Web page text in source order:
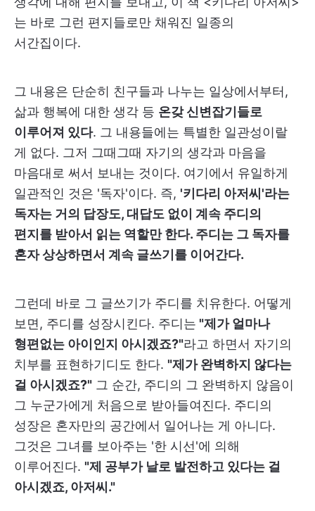
는 바로 그런 편지들로만 채워진 일종의
서간집이다.
그 내용은 단순히 친구들과 나누는 일상에서부터,
삶과 행복에 대한 생각 등 온갖 신변잡기들로
이루어져 있다. 그 내용들에는 특별한 일관성이랄
게 없다. 그저 그때그때 자기의 생각과 마음을
마음대로 써서 보내는 것이다. 여기에서 유일하게
일관적인 것은 '독자'이다. 즉, '키다리 아저씨'라는
독자는 거의 답장도, 대답도 없이 계속 주디의
편지를 받아서 읽는 역할만 한다. 주디는 그 독자를
혼자 상상하면서 계속 글쓰기를 이어간다.
그런데 바로 그 글쓰기가 주디를 치유한다. 어떻게
보면, 주디를 성장시킨다. 주디는 "제가 얼마나
형편없는 아이인지 아시겠죠?"라고 하면서 자기의
치부를 표현하기디도 한다. "제가 완벽하지 않다는
걸 아시겠죠?" 그 순간, 주디의 그 완벽하지 않음이
그 누군가에게 처음으로 받아들여진다. 주디의
성장은 혼자만의 공간에서 일어나는 게 아니다.
그것은 그녀를 보아주는 '한 시선'에 의해
이루어진다. "제 공부가 날로 발전하고 있다는 걸
아시겠죠, 아저씨."